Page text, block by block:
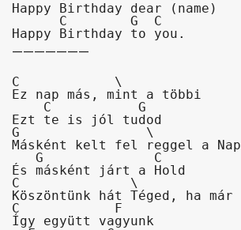
Happy Birthday dear (name)
Happy Birthday to you.
———————
C            \
Ez nap más, mint a többi
Ezt te is jól tudod
G                \
Másként kelt fel reggel a Nap
És másként járt a Hold
C              \
Köszöntünk hát Téged, ha már
C            F
Így együtt vagyunk